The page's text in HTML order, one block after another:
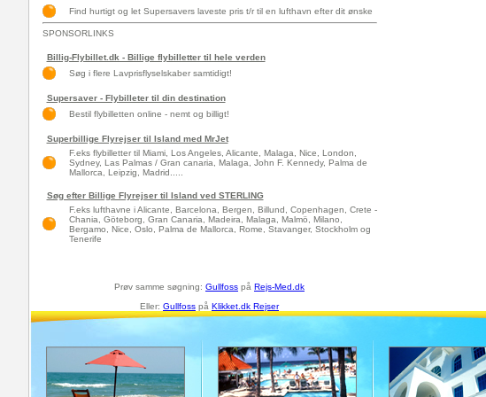
Find hurtigt og let Supersavers laveste pris t/r til en lufthavn efter dit ønske
SPONSORLINKS
Billig-Flybillet.dk - Billige flybilletter til hele verden
Søg i flere Lavprisflyselskaber samtidigt!
Supersaver - Flybilleter til din destination
Bestil flybilletten online - nemt og billigt!
Superbillige Flyrejser til Island med MrJet
F.eks flybilletter til Miami, Los Angeles, Alicante, Malaga, Nice, London,
Sydney, Las Palmas / Gran canaria, Malaga, John F. Kennedy, Palma de
Mallorca, Leipzig, Madrid.....
Søg efter Billige Flyrejser til Island ved STERLING
F.eks lufthavne i Alicante, Barcelona, Bergen, Billund, Copenhagen, Crete -
Chania, Göteborg, Gran Canaria, Madeira, Malaga, Malmö, Milano,
Bergamo, Nice, Oslo, Palma de Mallorca, Rome, Stavanger, Stockholm og
Tenerife
Prøv samme søgning: Gullfoss på Rejs-Med.dk
Eller: Gullfoss på Klikket.dk Rejser